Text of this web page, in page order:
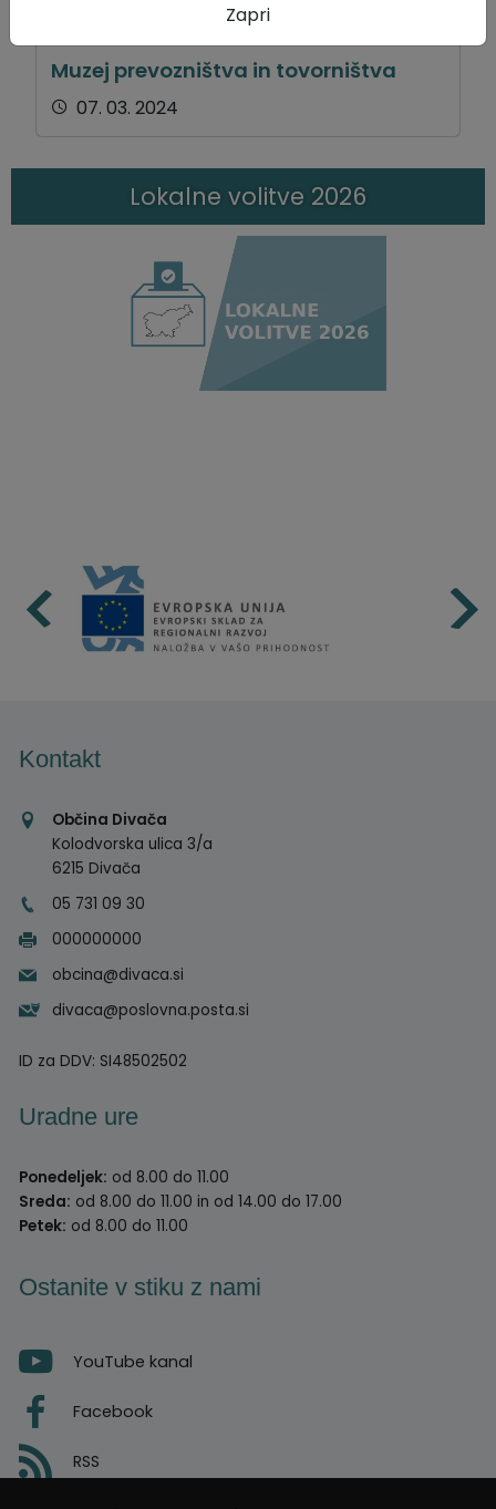
Muzej prevozništva in tovorništva
07. 03. 2024
Lokalne volitve 2026
Kontakt
Občina Divača
Kolodvorska ulica 3/a
6215 Divača
05 731 09 30
000000000
obcina@divaca.si
divaca@poslovna.posta.si
ID za DDV: SI48502502
Uradne ure
Ponedeljek: od 8.00 do 11.00
Sreda: od 8.00 do 11.00 in od 14.00 do 17.00
Petek: od 8.00 do 11.00
Ostanite v stiku z nami
YouTube kanal
Facebook
RSS
Zapri